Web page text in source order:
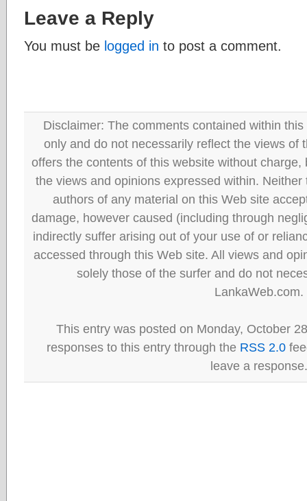
Leave a Reply
You must be logged in to post a comment.
Disclaimer: The comments contained within
only and do not necessarily reflect the views of
offers the contents of this website without
the views and opinions expressed within.
authors of any material on this Web site
damage, however caused (including through
indirectly suffer arising out of your use of or
accessed through this Web site. All views and
solely those of the surfer and do not
LankaWeb.com.
This entry was posted on Monday, October
responses to this entry through the RSS 2.0
leave a response.